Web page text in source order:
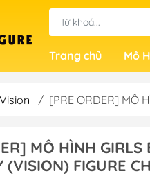
Trang chủ
Mô
Vision / [PRE ORDER] MÔ
MÔ HÌNH GIRLS
(VISION) FIGURE